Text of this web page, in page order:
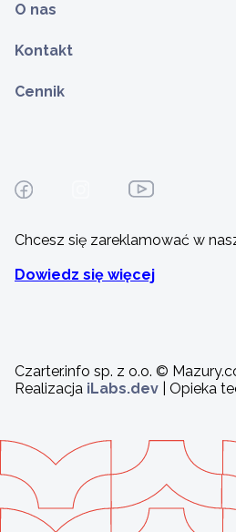
O nas
Kontakt
Cennik
Chcesz się zareklamować w
Dowiedz się więcej
Czarter.info sp. z o.o. ©
Realizacja iLabs.dev | Opieka